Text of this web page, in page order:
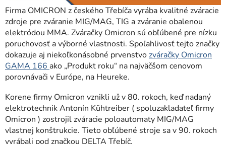
Firma OMICRON z českého Třebíča vyrába kvalitné zváracie
zdroje pre zváranie MIG/MAG, TIG a zváranie obalenou
elektródou MMA. Zváračky Omicron sú obľúbené pre nízku
poruchovosť a výborné vlastnosti. Spoľahlivosť tejto značky
dokazuje aj niekoľkonásobné prvenstvozváračky Omicron
GAMA 166 ako „Produkt roku“ na najväčšom cenovom
porovnávači v Európe, na Heureke.
Korene firmy Omicron vznikli už v 80. rokoch, keď nadaný
elektrotechnik Antonín Kühtreiber ( spoluzakladateľ firmy
Omicron ) zostrojil zváracie poloautomaty MIG/MAG
vlastnej konštrukcie. Tieto obľúbené stroje sa v 90. rokoch
vyrábali pod značkou DELTA Třebíč.